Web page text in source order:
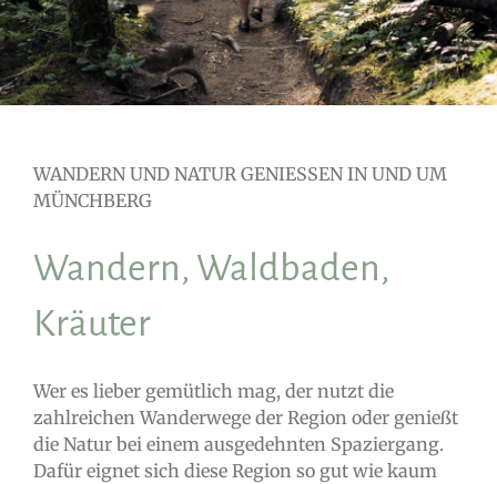
WANDERN UND NATUR GENIESSEN IN UND UM
MÜNCHBERG
Wandern, Waldbaden,
Kräuter
Wer es lieber gemütlich mag, der nutzt die
zahlreichen Wanderwege der Region oder genießt
die Natur bei einem ausgedehnten Spaziergang.
Dafür eignet sich diese Region so gut wie kaum